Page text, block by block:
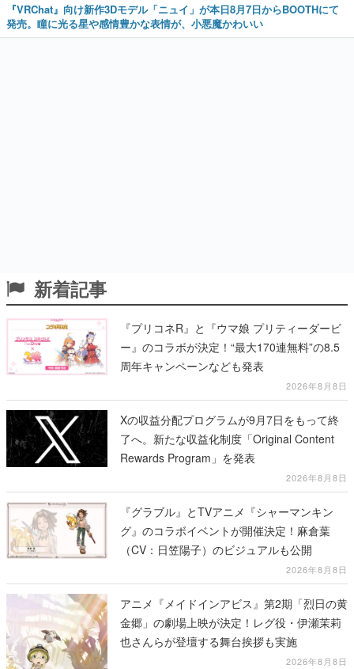
『VRChat』向け新作3Dモデル「ニュイ」が本日8月7日からBOOTHにて
発売。瞳に光る星や感情豊かな表情が、小悪魔かわいい
新着記事
『プリコネR』と『ウマ娘 プリティーダービ
ー』のコラボが決定！“最大170連無料”の8.5
周年キャンペーンなども発表
2026年8月8日
Xの収益分配プログラムが9月7日をもって終
了へ。新たな収益化制度「Original Content
Rewards Program」を発表
2026年8月8日
『グラブル』とTVアニメ『シャーマンキン
グ』のコラボイベントが開催決定！麻倉葉
（CV：日笠陽子）のビジュアルも公開
2026年8月8日
アニメ『メイドインアビス』第2期「烈日の黄
金郷」の劇場上映が決定！レグ役・伊瀬茉莉
也さんらが登壇する舞台挨拶も実施
2026年8月8日